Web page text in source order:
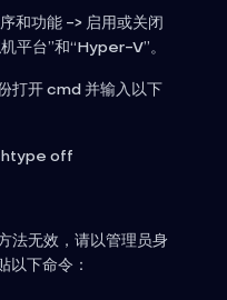
和功能 -> 启用或关闭
平台”和“Hyper-V”。
打开 cmd 并输入以下
off
法无效，请以管理员身
下命令：